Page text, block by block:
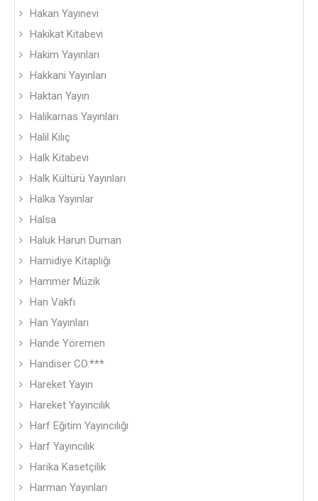
Hakan Yayınevi
Hakikat Kitabevi
Hakim Yayınları
Hakkani Yayınları
Haktan Yayın
Halikarnas Yayınları
Halil Kılıç
Halk Kitabevi
Halk Kültürü Yayınları
Halka Yayınlar
Halsa
Haluk Harun Duman
Hamidiye Kitaplığı
Hammer Müzik
Han Vakfı
Han Yayınları
Hande Yöremen
Handiser CO.***
Hareket Yayın
Hareket Yayıncılık
Harf Eğitim Yayıncılığı
Harf Yayıncılık
Harika Kasetçilik
Harman Yayınları